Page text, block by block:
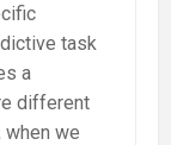
task
a
different
when we